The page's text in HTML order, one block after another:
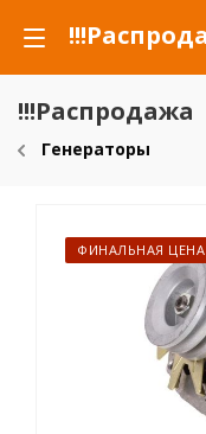
!!!Распродажа
Генераторы
ФИНАЛЬНАЯ ЦЕНА